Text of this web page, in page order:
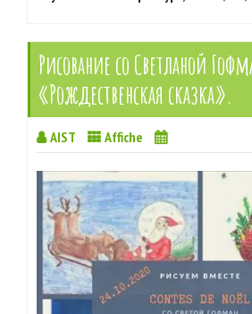
Рисование со Светланой
«Рождественская сказка».
AIST Affiche